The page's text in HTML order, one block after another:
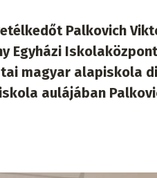
Palkovich
Egyházi
magyar alapiskola
aulájában